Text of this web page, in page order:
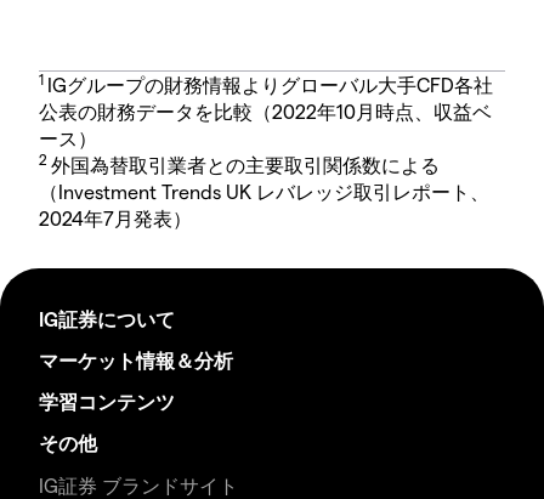
1 IGグループの財務情報よりグローバル大手CFD各社
公表の財務データを比較（2022年10月時点、収益ベ
ース）
2 外国為替取引業者との主要取引関係数による
（Investment Trends UK レバレッジ取引レポート、
2024年7月発表）
IG証券について
マーケット情報＆分析
学習コンテンツ
その他
IG証券 ブランドサイト